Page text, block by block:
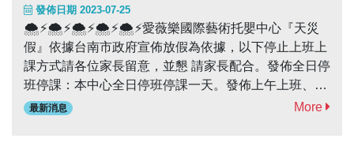
發佈日期 2023-07-25
🌨⚡️🌨⚡️🌨⚡️🌨⚡️🌨⚡️愛薇樂國際藝術托嬰中心『天災
假』依據台南市政府宣佈放假為依據，以下停止上班上
課方式請各位家長留意，並懇 請家長配合。發佈全日停
班停課：本中心全日停班停課一天。發佈上午上班、上
課；下午停班、停課：學校將開放托育至12點半，小朋
最新消息 More